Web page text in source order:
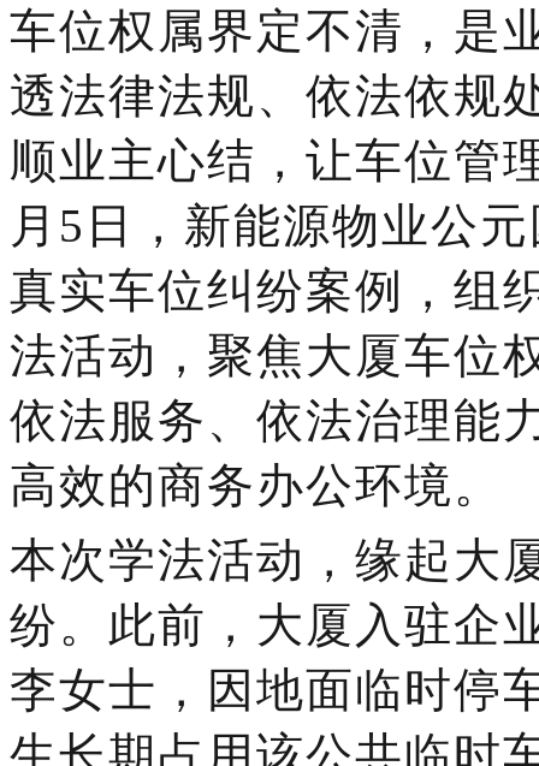
车位权属界定不清，是
透法律法规、依法依规
顺业主心结，让车位管
月5日，新能源物业公
真实车位纠纷案例，组
法活动，聚焦大厦车位
依法服务、依法治理能
高效的商务办公环境。
本次学法活动，缘起大
纷。此前，大厦入驻企
李女士，因地面临时停
生长期占用该公共临时